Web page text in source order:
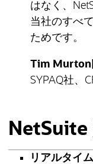
はなく、
当社のすべ
ためです。
Tim Murton
SYPAQ社、
NetSuite
リアルタイ